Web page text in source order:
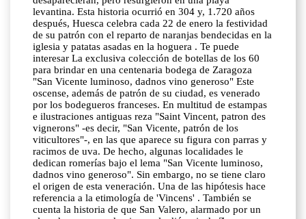
levantina. Esta historia ocurrió en 304 y, 1.720 años
después, Huesca celebra cada 22 de enero la festividad
de su patrón con el reparto de naranjas bendecidas en la
iglesia y patatas asadas en la hoguera . Te puede
interesar La exclusiva colección de botellas de los 60
para brindar en una centenaria bodega de Zaragoza
"San Vicente luminoso, dadnos vino generoso" Este
oscense, además de patrón de su ciudad, es venerado
por los bodegueros franceses. En multitud de estampas
e ilustraciones antiguas reza "Saint Vincent, patron des
vignerons" -es decir, "San Vicente, patrón de los
viticultores"-, en las que aparece su figura con parras y
racimos de uva. De hecho, algunas localidades le
dedican romerías bajo el lema "San Vicente luminoso,
dadnos vino generoso". Sin embargo, no se tiene claro
el origen de esta veneración. Una de las hipótesis hace
referencia a la etimología de 'Vincens' . También se
cuenta la historia de que San Valero, alarmado por un